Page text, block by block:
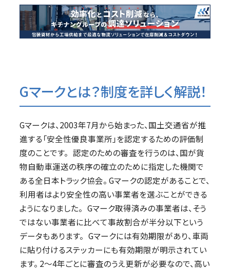
Gマークとは？制度を詳しく解説！
Gマークは、2003年7月から始まった、国土交通省が推
進する「安全性優良事業所」を認定するための評価制
度のことです。 認定のための審査を行うのは、国が貨
物自動車運送の秩序の確立のために指定した機関で
ある全日本トラック協会。 Gマークの認定があることで、
利用者はより安全性の高い事業者を選ぶことができる
ようになりました。 Gマーク取得済みの事業者は、そう
ではない事業者に比べて事故割合が半分以下という
データもあります。 Gマークには有効期限があり、車両
に貼り付けるステッカーにも有効期限が明示されてい
ます。 2～4年ごとに審査のうえ更新が必要なので、高い